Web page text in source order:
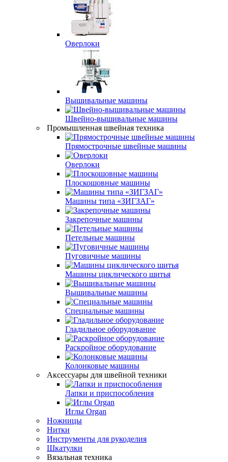
Оверлоки
Вышивальные машины
Швейно-вышивальные машины
Промышленная швейная техника
Прямострочные швейные машины
Оверлоки
Плоскошовные машины
Машины типа «ЗИГЗАГ»
Закрепочные машины
Петельные машины
Пуговичные машины
Машины циклического шитья
Вышивальные машины
Специальные машины
Гладильное оборудование
Раскройное оборудование
Колонковые машины
Аксессуары для швейной техники
Лапки и приспособления
Иглы Organ
Ножницы
Нитки
Инструменты для рукоделия
Шкатулки
Вязальная техника